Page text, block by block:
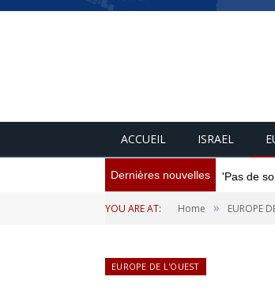
ACCUEIL ISRAEL
Dernières nouvelles 'Pas de
YOU ARE AT: Home » EUROPE
EUROPE DE L'OUEST